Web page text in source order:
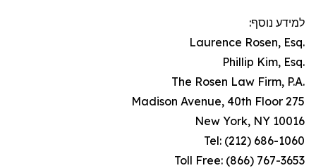
למידע נוסף:
.Laurence Rosen, Esq
.Phillip Kim, Esq
.The Rosen Law Firm, P.A
275 Madison Avenue, 40th Floor
New York, NY 10016
Tel: (212) 686-1060
Toll Free: (866) 767-3653